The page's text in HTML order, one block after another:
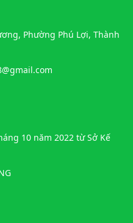
Phường Phú Lợi, Thành
10 năm 2022 từ Sở Kế